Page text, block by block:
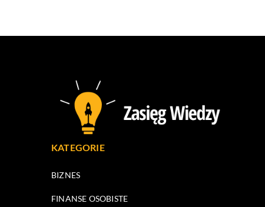
KATEGORIE
BIZNES
FINANSE OSOBISTE